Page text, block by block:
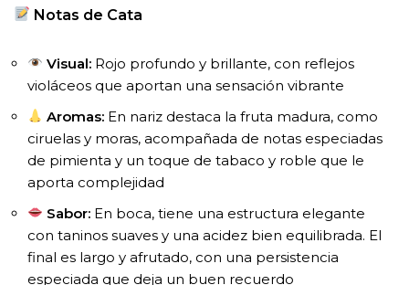
Notas de Cata
Visual: Rojo profundo y brillante, con reflejos
violáceos que aportan una sensación vibrante
Aromas: En nariz destaca la fruta madura, como
ciruelas y moras, acompañada de notas especiadas
de pimienta y un toque de tabaco y roble que le
aporta complejidad
Sabor: En boca, tiene una estructura elegante
con taninos suaves y una acidez bien equilibrada. El
final es largo y afrutado, con una persistencia
especiada que deja un buen recuerdo